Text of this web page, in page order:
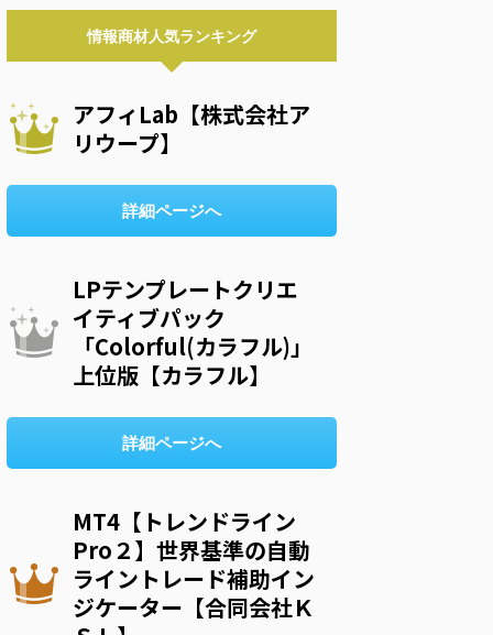
情報商材人気ランキング
アフィLab【株式会社ア
リウープ】
詳細ページへ
LPテンプレートクリエ
イティブパック
「Colorful(カラフル)」
上位版【カラフル】
詳細ページへ
MT4【トレンドライン
Pro２】世界基準の自動
ライントレード補助イン
ジケーター【合同会社Ｋ